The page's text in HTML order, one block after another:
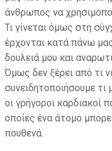
άνθρωπος να
Τι γίνεται όμως στη
έρχονται κατά πάνω
δουλειά μου και
Όμως δεν ξέρει από τι
συνειδητοποιήσουμε
οι γρήγοροι καρδιακοί
οποίες ένα άτομο
πουθενά.